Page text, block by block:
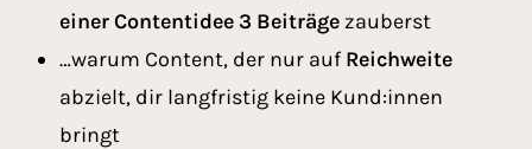
einer Contentidee 3 Beiträge zauberst
…warum Content, der nur auf Reichweite
abzielt, dir langfristig keine Kund:innen
bringt